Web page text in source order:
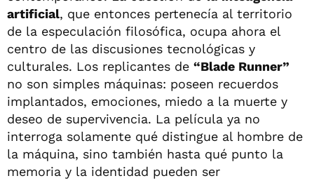
artificial, que entonces pertenecía al territorio
de la especulación filosófica, ocupa ahora el
centro de las discusiones tecnológicas y
culturales. Los replicantes de “Blade Runner”
no son simples máquinas: poseen recuerdos
implantados, emociones, miedo a la muerte y
deseo de supervivencia. La película ya no
interroga solamente qué distingue al hombre de
la máquina, sino también hasta qué punto la
memoria y la identidad pueden ser